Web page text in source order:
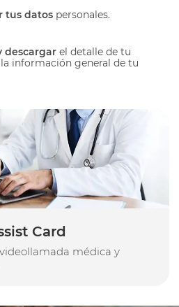
tus datos personales.
descargar el detalle de tu
información general de tu
Card
médica y